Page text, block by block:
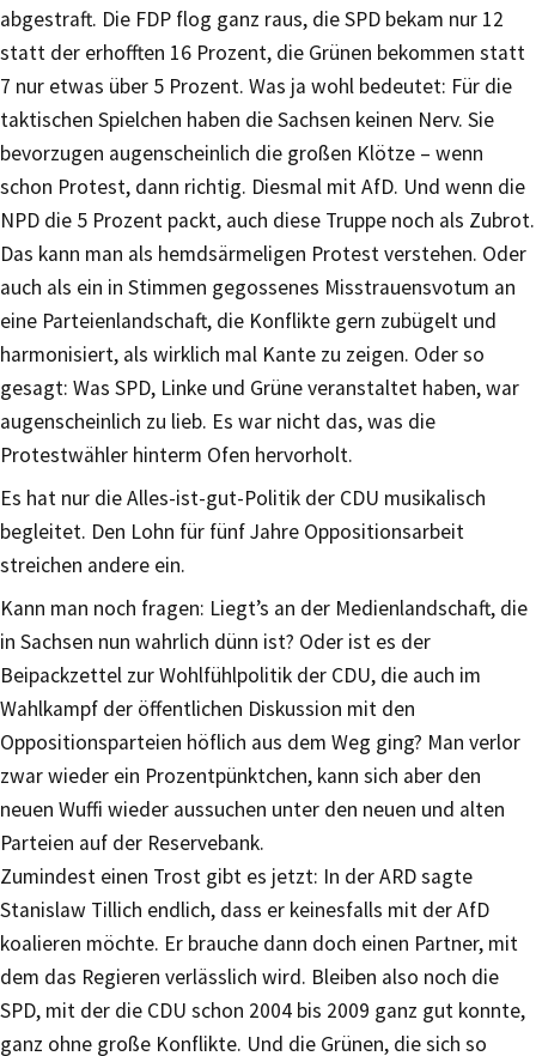
abgestraft. Die FDP flog ganz raus, die SPD bekam nur 12
statt der erhofften 16 Prozent, die Grünen bekommen statt
7 nur etwas über 5 Prozent. Was ja wohl bedeutet: Für die
taktischen Spielchen haben die Sachsen keinen Nerv. Sie
bevorzugen augenscheinlich die großen Klötze – wenn
schon Protest, dann richtig. Diesmal mit AfD. Und wenn die
NPD die 5 Prozent packt, auch diese Truppe noch als Zubrot.
Das kann man als hemdsärmeligen Protest verstehen. Oder
auch als ein in Stimmen gegossenes Misstrauensvotum an
eine Parteienlandschaft, die Konflikte gern zubügelt und
harmonisiert, als wirklich mal Kante zu zeigen. Oder so
gesagt: Was SPD, Linke und Grüne veranstaltet haben, war
augenscheinlich zu lieb. Es war nicht das, was die
Protestwähler hinterm Ofen hervorholt.
Es hat nur die Alles-ist-gut-Politik der CDU musikalisch
begleitet. Den Lohn für fünf Jahre Oppositionsarbeit
streichen andere ein.
Kann man noch fragen: Liegt’s an der Medienlandschaft, die
in Sachsen nun wahrlich dünn ist? Oder ist es der
Beipackzettel zur Wohlfühlpolitik der CDU, die auch im
Wahlkampf der öffentlichen Diskussion mit den
Oppositionsparteien höflich aus dem Weg ging? Man verlor
zwar wieder ein Prozentpünktchen, kann sich aber den
neuen Wuffi wieder aussuchen unter den neuen und alten
Parteien auf der Reservebank.
Zumindest einen Trost gibt es jetzt: In der ARD sagte
Stanislaw Tillich endlich, dass er keinesfalls mit der AfD
koalieren möchte. Er brauche dann doch einen Partner, mit
dem das Regieren verlässlich wird. Bleiben also noch die
SPD, mit der die CDU schon 2004 bis 2009 ganz gut konnte,
ganz ohne große Konflikte. Und die Grünen, die sich so